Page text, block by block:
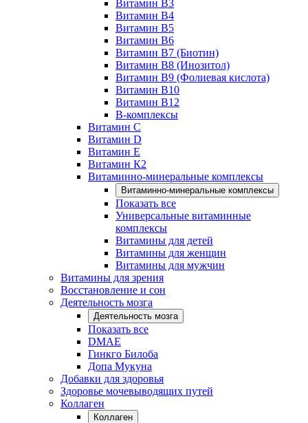
Витамин B3
Витамин B4
Витамин B5
Витамин B6
Витамин B7 (Биотин)
Витамин B8 (Инозитол)
Витамин B9 (Фолиевая кислота)
Витамин B10
Витамин B12
B-комплексы
Витамин C
Витамин D
Витамин E
Витамин К2
Витаминно-минеральные комплексы
Витаминно-минеральные комплексы
Показать все
Универсальные витаминные
комплексы
Витамины для детей
Витамины для женщин
Витамины для мужчин
Витамины для зрения
Восстановление и сон
Деятельность мозга
Деятельность мозга
Показать все
DMAE
Гинкго Билоба
Допа Мукуна
Добавки для здоровья
Здоровье мочевыводящих путей
Коллаген
Коллаген